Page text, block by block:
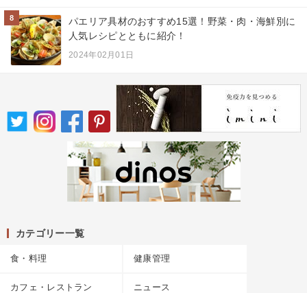
8
パエリア具材のおすすめ15選！野菜・肉・海鮮別に
人気レシピとともに紹介！
2024年02月01日
カテゴリー一覧
食・料理 健康管理
カフェ・レストラン ニュース